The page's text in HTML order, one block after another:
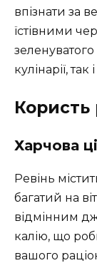
впізнати за
їстівними
кулінарії,
Харчова
Ревінь
багатий на
відмінним
калію, що
вашого